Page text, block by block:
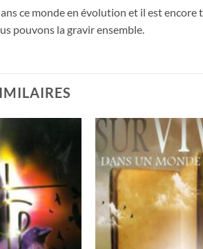
ce monde en évolution et il est
pouvons la gravir ensemble.